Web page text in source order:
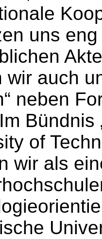
uns eng
wir auch
neben
Bündnis
of
wir als